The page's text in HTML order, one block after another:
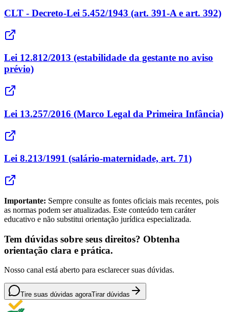
CLT - Decreto-Lei 5.452/1943 (art. 391-A e art. 392)
Lei 12.812/2013 (estabilidade da gestante no aviso
prévio)
Lei 13.257/2016 (Marco Legal da Primeira Infância)
Lei 8.213/1991 (salário-maternidade, art. 71)
Importante: Sempre consulte as fontes oficiais mais recentes, pois
as normas podem ser atualizadas. Este conteúdo tem caráter
educativo e não substitui orientação jurídica especializada.
Tem dúvidas sobre seus direitos? Obtenha
orientação clara e prática.
Nosso canal está aberto para esclarecer suas dúvidas.
Tire suas dúvidas agoraTirar dúvidas